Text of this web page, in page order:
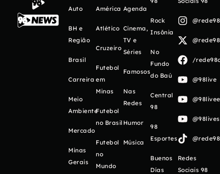
Auto
BH e
Região
Brasil
Carreira
Meio
Ambiente
Mercado
Minas
Gerais
América
Atlético
Cruzeiro
Futebol
em
Minas
Futebol
no Brasil
Futebol
no
Mundo
Agenda
Cinema,
TV e
Séries
Famosos
Nas
Redes
Humor
Música
Rock
Insônia
No
Fundo
do Baú
Central
98
98
Esportes
Buenos
Días
/
@98live
Redes
Sociais 98